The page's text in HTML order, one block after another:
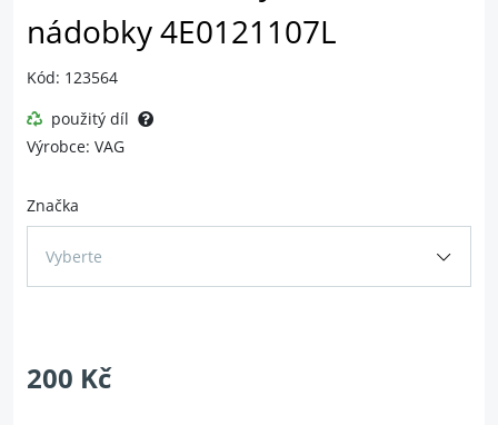
nádobky 4E0121107L
Kód: 123564
použitý díl
Výrobce: VAG
Značka
Vyberte
200 Kč